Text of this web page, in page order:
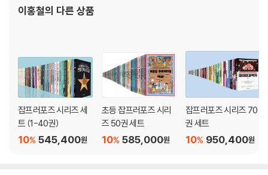
업무를 수행하는 과정에서 가장 신경 쓰는 것은 무엇인가요?
스트레스는 어떻게 해소하나요?
시간이 날 때는 어떤 일을 하나요?
게임개발자로서 성공할 수 있는 팁이 있다면 알려주세요.
게임개발자란
게임개발자라는 직업에 대해서 소개해 주세요.
이홍철의 다른 상품
잡프러포즈 시리즈 세
트 (1-40권)
545,400원
10%
초등 잡프러포즈 시리
즈 50권 세트
585,000원
10%
잡프러포즈 시리즈 70
권 세트
950,400원
10%